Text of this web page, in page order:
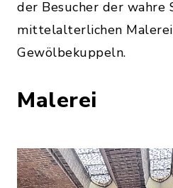
der Besucher der wahre
mittelalterlichen
Gewölbekuppeln.
Malerei